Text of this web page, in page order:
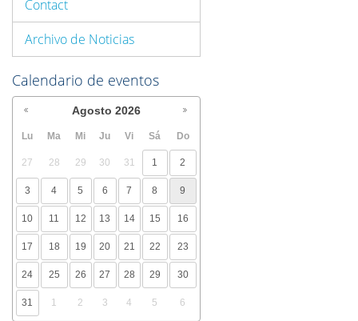
Contact
Archivo de Noticias
Calendario de eventos
Agosto 2026
Lu Ma Mi Ju Vi Sá Do
27 28 29 30 31 1 2
3 4 5 6 7 8 9
10 11 12 13 14 15 16
17 18 19 20 21 22 23
24 25 26 27 28 29 30
31 1 2 3 4 5 6